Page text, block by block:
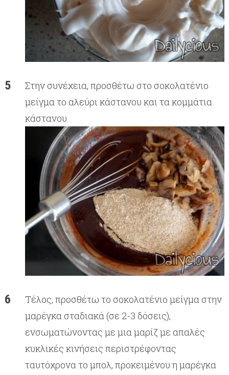
Στην συνέχεια, προσθέτω στο σοκολατένιο
μείγμα το αλεύρι κάστανου και τα κομμάτια
κάστανου.
Τέλος, προσθέτω το σοκολατένιο μείγμα στην
μαρέγκα σταδιακά (σε 2-3 δόσεις),
ενσωματώνοντας με μια μαρίζ με απαλές
κυκλικές κινήσεις περιστρέφοντας
ταυτόχρονα το μπολ, προκειμένου η μαρέγκα